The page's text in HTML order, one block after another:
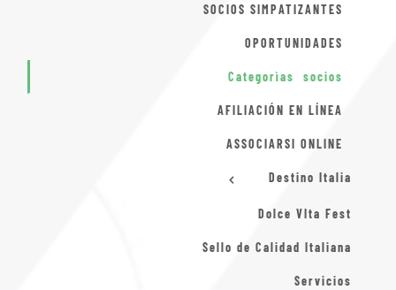
SOCIOS SIMPATIZANTES
OPORTUNIDADES
Categorìas socios
AFILIACIÓN EN LÍNEA
ASSOCIARSI ONLINE
Destino Italia
Dolce VIta Fest
Sello de Calidad Italiana
Servicios